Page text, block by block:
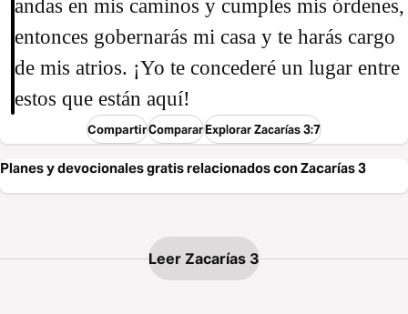
andas en mis caminos y cumples mis órdenes,
entonces gobernarás mi casa y te harás cargo
de mis atrios. ¡Yo te concederé un lugar entre
estos que están aquí!
CompartirCompararExplorar Zacarías 3:7
Planes y devocionales gratis relacionados con Zacarías 3
Leer Zacarías 3